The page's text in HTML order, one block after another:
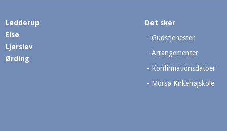
Lødderup
Elsø
Ljørslev
Ørding
Det sker
Gudstjenester
Arrangementer
Konfirmationsdatoer
Morsø Kirkehøjskole